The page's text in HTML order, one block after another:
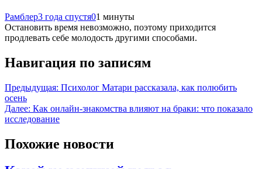
Рамблер3 года спустя01 минуты
Остановить время невозможно, поэтому приходится
продлевать себе молодость другими способами.
Навигация по записям
Предыдущая: Психолог Матари рассказала, как полюбить
осень
Далее: Как онлайн-знакомства влияют на браки: что показало
исследование
Похожие новости